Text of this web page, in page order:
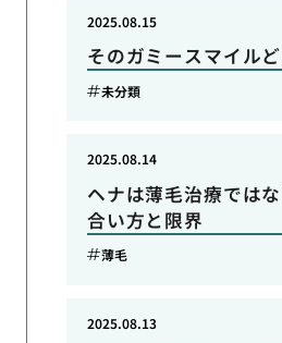
そのガミースマイル
2025.08.15
未分類
ヘナは薄毛治療では
合い方と限界
2025.08.14
薄毛
2025.08.13